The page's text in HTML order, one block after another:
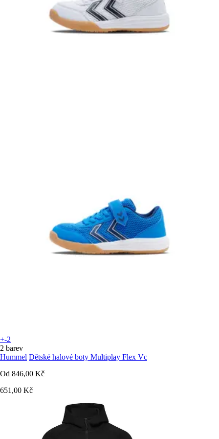
+-2
2 barev
Hummel Dětské halové boty Multiplay Flex Vc
Od 846,00 Kč
651,00 Kč